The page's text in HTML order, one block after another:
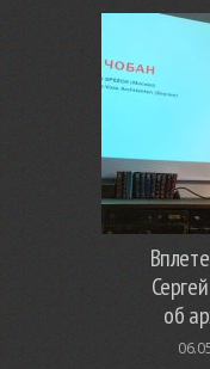
об